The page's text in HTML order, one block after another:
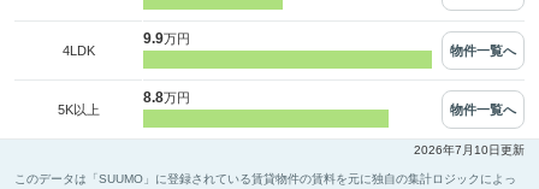
4LDK
9.9万円
物件一覧へ
5K以上
8.8万円
物件一覧へ
2026年7月10日更新
このデータは「SUUMO」に登録されている賃貸物件の賃料を元に独自の集計ロジックによっ